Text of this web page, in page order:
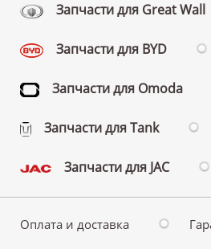
Запчасти для Great Wall
Запчасти для BYD
Запчасти для Omoda
Запчасти для Tank
Запчасти для JAC
Оплата и доставка